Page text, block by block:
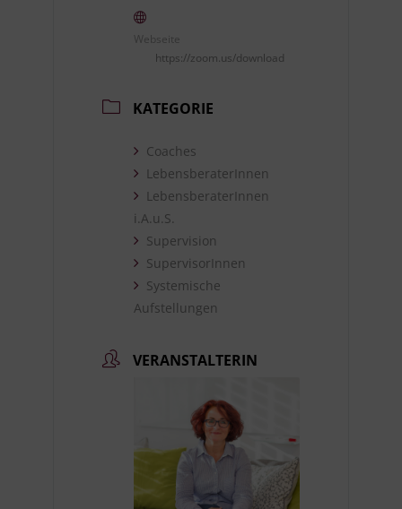
Webseite
https://zoom.us/download
KATEGORIE
Coaches
LebensberaterInnen
LebensberaterInnen
i.A.u.S.
Supervision
SupervisorInnen
Systemische
Aufstellungen
VERANSTALTERIN